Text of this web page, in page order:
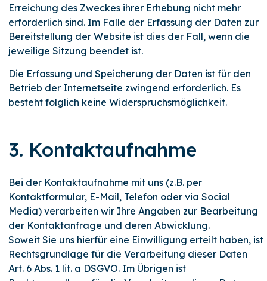
Erreichung des Zweckes ihrer Erhebung nicht mehr
erforderlich sind. Im Falle der Erfassung der Daten zur
Bereitstellung der Website ist dies der Fall, wenn die
jeweilige Sitzung beendet ist.
Die Erfassung und Speicherung der Daten ist für den
Betrieb der Internetseite zwingend erforderlich. Es
besteht folglich keine Widerspruchsmöglichkeit.
3. Kontaktaufnahme
Bei der Kontaktaufnahme mit uns (z.B. per
Kontaktformular, E-Mail, Telefon oder via Social
Media) verarbeiten wir Ihre Angaben zur Bearbeitung
der Kontaktanfrage und deren Abwicklung.
Soweit Sie uns hierfür eine Einwilligung erteilt haben, ist
Rechtsgrundlage für die Verarbeitung dieser Daten
Art. 6 Abs. 1 lit. a DSGVO. Im Übrigen ist